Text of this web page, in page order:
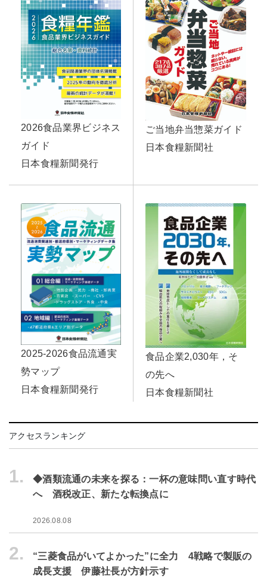
2026食品業界ビジネス
ガイド
日本食糧新聞発行
ご当地弁当惣菜ガイド
日本食糧新聞社
2025-2026食品流通実
勢マップ
日本食糧新聞発行
食品企業2,030年，そ
の先へ
日本食糧新聞社
アクセスランキング
1.
◆酒類流通の未来を探る：一杯の意味問い直す時代
へ 酒税改正、新たな転換点に
2026.08.08
2.
“三菱食品がいてよかった”に全力 4戦略で製販の
成長支援 伊藤社長が方針示す